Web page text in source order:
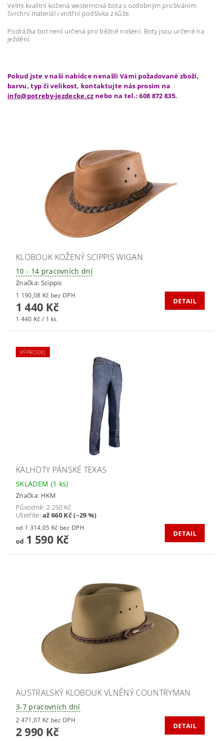
Velmi kvalitní kožená westernová bota s ozdobným prošíváním.
Svrchní materiál i vnitřní podšívka z kůže.
Podrážka bot není určená pro běžné nošení. Boty jsou určené na
ježdění.
Pokud jste v naší nabídce nenašli Vámi požadované zboží,
barvu, typ či velikost, kontaktujte nás prosím na
info@potreby-jezdecke.cz nebo na tel.: 608 872 835.
KLOBOUK KOŽENÝ SCIPPIS WIGAN
10 - 14 pracovních dní
Značka: Scippis
1 190,08 Kč bez DPH
1 440 Kč
1 440 Kč / 1 ks
DETAIL
VÝPRODEJ
KALHOTY PÁNSKÉ TEXAS
SKLADEM (1 ks)
Značka: HKM
Původně: 2 250 Kč
Ušetříte:až 660 Kč (–29 %)
od 1 314,05 Kč bez DPH
od1 590 Kč DETAIL
AUSTRALSKÝ KLOBOUK VLNĚNÝ COUNTRYMAN
3-7 pracovních dní
2 471,07 Kč bez DPH
2 990 Kč DETAIL